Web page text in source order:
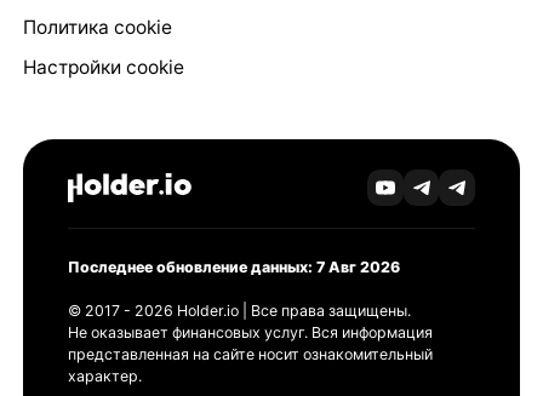
Политика cookie
Настройки cookie
Последнее обновление данных: 7 Авг 2026
© 2017 - 2026 Holder.io | Все права защищены.
Не оказывает финансовых услуг. Вся информация
представленная на сайте носит ознакомительный
характер.